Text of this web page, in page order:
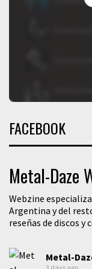
FACEBOOK
Metal-Daze
Webzine
Argentina y del
reseñas de discos y
Metal-